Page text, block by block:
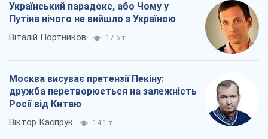
Український парадокс, або Чому у
Путіна нічого не вийшло з Україною
Віталій Портников 17,6 т.
Москва висуває претензії Пекіну:
дружба перетворюється на залежність
Росії від Китаю
Віктор Каспрук 14,1 т.